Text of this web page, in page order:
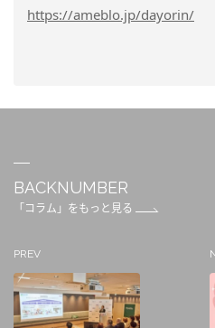
https://ameblo.jp/dayorin/
BACKNUMBER
「コラム」をもっと見る
PREV